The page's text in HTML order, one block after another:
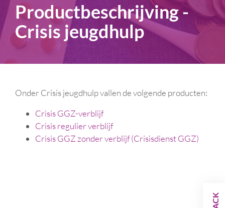
Productbeschrijving -
Crisis jeugdhulp
Onder Crisis jeugdhulp vallen de volgende producten:
Crisis GGZ-verblijf
Crisis regulier verblijf
Crisis GGZ zonder verblijf (Crisisdienst GGZ)